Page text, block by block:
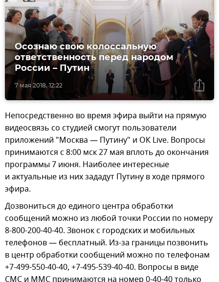
7 мая 2018, 12:22
Осознаю свою колоссальную
ответственность перед народом
России – Путин
Непосредственно во время эфира выйти на прямую
видеосвязь со студией смогут пользователи
приложений "Москва — Путину" и ОК Live. Вопросы
принимаются с 8:00 мск 27 мая вплоть до окончания
программы 7 июня. Наиболее интересные
и актуальные из них зададут Путину в ходе прямого
эфира.
Дозвониться до единого центра обработки
сообщений можно из любой точки России по номеру
8-800-200-40-40. Звонок с городских и мобильных
телефонов — бесплатный. Из-за границы позвонить
в центр обработки сообщений можно по телефонам
+7-499-550-40-40, +7-495-539-40-40. Вопросы в виде
СМС и ММС принимаются на номер 0-40-40 только